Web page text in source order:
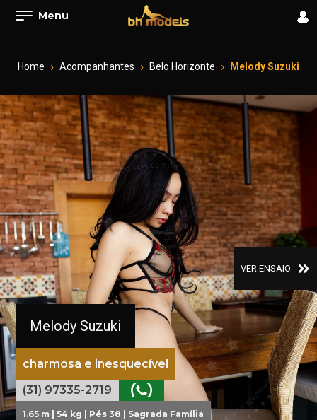
Menu
Home Acompanhantes Belo Horizonte Melody Suzuki
Melody Suzuki
charmosa e inesquecível
(31) 97335-2719
1.65 m | 54 kg | Pés 38 | Sagrada Família
VER ENSAIO